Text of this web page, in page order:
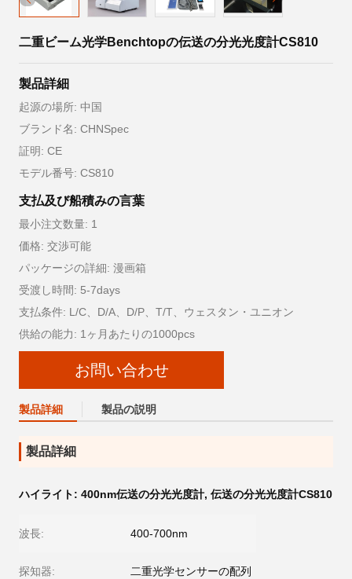
二重ビーム光学Benchtopの伝送の分光光度計CS810
製品詳細
起源の場所: 中国
ブランド名: CHNSpec
証明: CE
モデル番号: CS810
支払及び船積みの言葉
最小注文数量: 1
価格: 交渉可能
パッケージの詳細: 漫画箱
受渡し時間: 5-7days
支払条件: L/C、D/A、D/P、T/T、ウェスタン・ユニオン
供給の能力: 1ヶ月あたりの1000pcs
お問い合わせ
製品詳細 製品の説明
製品詳細
ハイライト: 400nm伝送の分光光度計, 伝送の分光光度計CS810
波長: 400-700nm
探知器: 二重光学センサーの配列